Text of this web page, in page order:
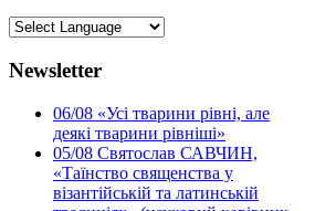
Newsletter
06/08 «Усі тварини рівні, але
деякі тварини рівніші»
05/08 Святослав САВЧИН,
«Таїнство священства у
візантійській та латинській